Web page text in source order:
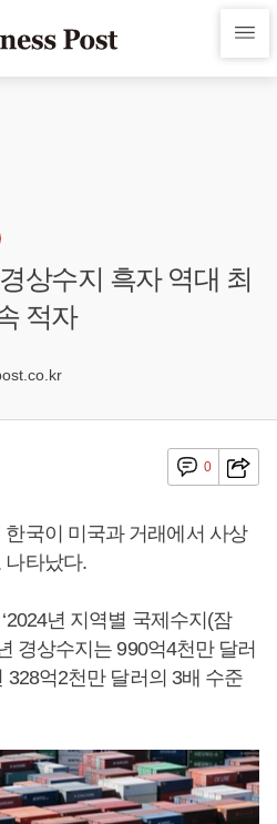
상수지 흑자 역대 최
적자
0
국이 미국과 거래에서 사상
나타났다.
년 지역별 국제수지(잠
경상수지는 990억4천만 달러
328억2천만 달러의 3배 수준